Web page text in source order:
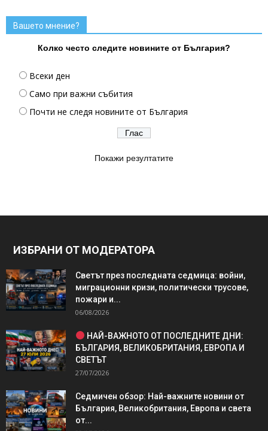
Вашето мнение?
Колко често следите новините от България?
Всеки ден
Само при важни събития
Почти не следя новините от България
Покажи резултатите
ИЗБРАНИ ОТ МОДЕРАТОРА
Светът през последната седмица: войни,
миграционни кризи, политически трусове,
пожари и...
06/08/2026
НАЙ-ВАЖНОТО ОТ ПОСЛЕДНИТЕ ДНИ:
БЪЛГАРИЯ, ВЕЛИКОБРИТАНИЯ, ЕВРОПА И
СВЕТЪТ
27/07/2026
Седмичен обзор: Най-важните новини от
България, Великобритания, Европа и света
от...